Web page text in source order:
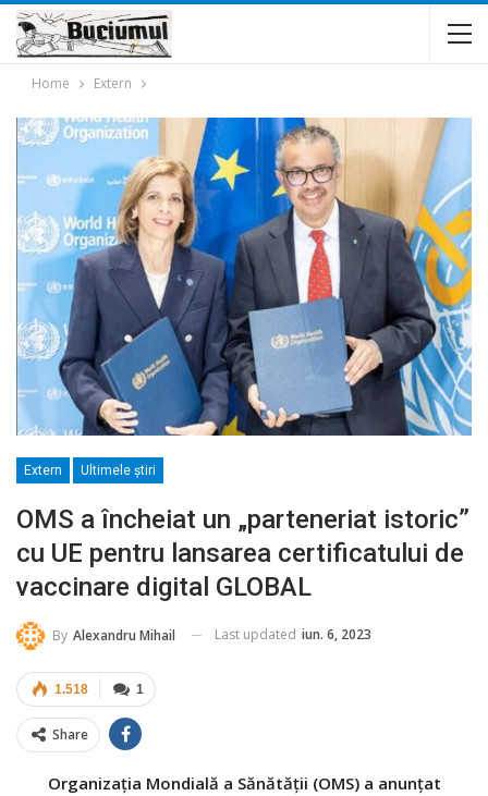
Home Extern
Extern Ultimele ştiri
OMS a încheiat un „parteneriat istoric”
cu UE pentru lansarea certificatului de
vaccinare digital GLOBAL
By Alexandru Mihail Last updated iun. 6, 2023
1
1.518
Share
Organizația Mondială a Sănătății (OMS) a anunțat